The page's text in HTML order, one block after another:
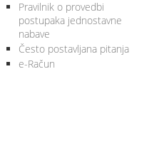
Pravilnik o provedbi
postupaka jednostavne
nabave
Često postavljana pitanja
e-Račun